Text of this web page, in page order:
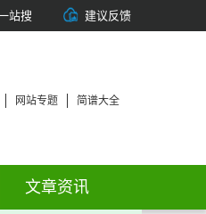
站搜 建议反馈
网站专题 简谱大全
文章资讯